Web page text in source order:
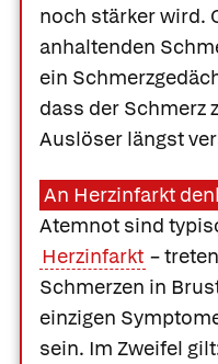
noch stärker wird.
anhaltenden
ein
dass der Schmerz
Auslöser längst
An Herzinfarkt
Atemnot sind
Herzinfarkt –
Schmerzen in
einzigen
sein. Im Zweifel